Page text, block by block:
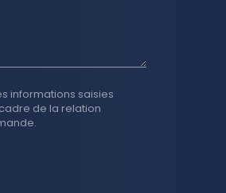
informations saisies
de la relation